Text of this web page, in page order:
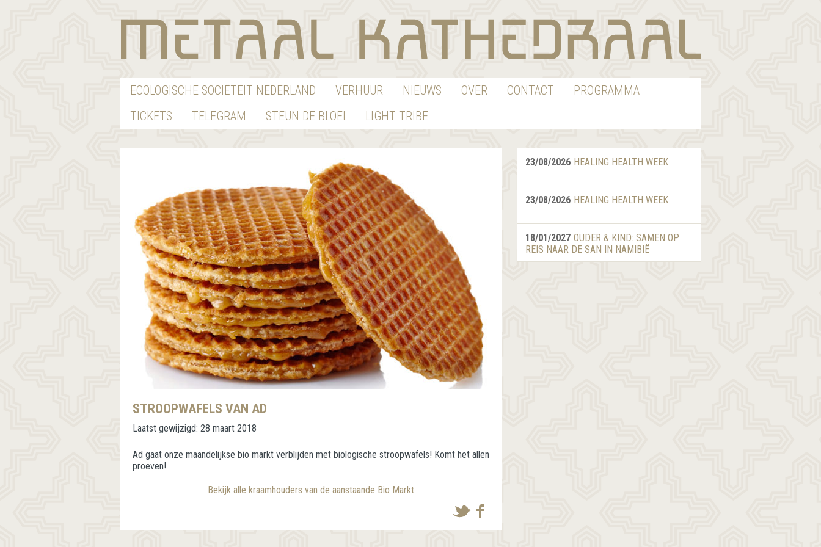
ECOLOGISCHE SOCIËTEIT NEDERLAND VERHUUR NIEUWS OVER CONTACT
PROGRAMMA
TICKETS
TELEGRAM STEUN DE BLOEI LIGHT TRIBE
STROOPWAFELS VAN AD
Laatst gewijzigd: 28 maart 2018
Ad gaat onze maandelijkse bio markt verblijden met biologische stroopwafels! Komt het allen
proeven!
Bekijk alle kraamhouders van de aanstaande Bio Markt
23/08/2026 HEALING HEALTH WEEK
23/08/2026 HEALING HEALTH WEEK
18/01/2027 OUDER & KIND: SAMEN OP
REIS NAAR DE SAN IN NAMIBIË